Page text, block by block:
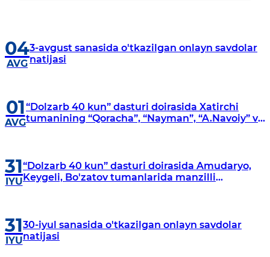
04
AVG
3-avgust sanasida o'tkazilgan onlayn savdolar
natijasi
01
AVG
“Dolzarb 40 kun” dasturi doirasida Xatirchi
tumanining “Qoracha”, “Nayman”, “A.Navoiy” va
31
IYU
“Dolzarb 40 kun” dasturi doirasida Amudaryo,
Keygeli, Bo'zatov tumanlarida manzilli
31
IYU
30-iyul sanasida o'tkazilgan onlayn savdolar
natijasi